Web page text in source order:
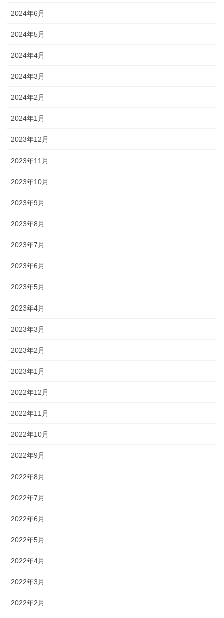
2024年6月
2024年5月
2024年4月
2024年3月
2024年2月
2024年1月
2023年12月
2023年11月
2023年10月
2023年9月
2023年8月
2023年7月
2023年6月
2023年5月
2023年4月
2023年3月
2023年2月
2023年1月
2022年12月
2022年11月
2022年10月
2022年9月
2022年8月
2022年7月
2022年6月
2022年5月
2022年4月
2022年3月
2022年2月